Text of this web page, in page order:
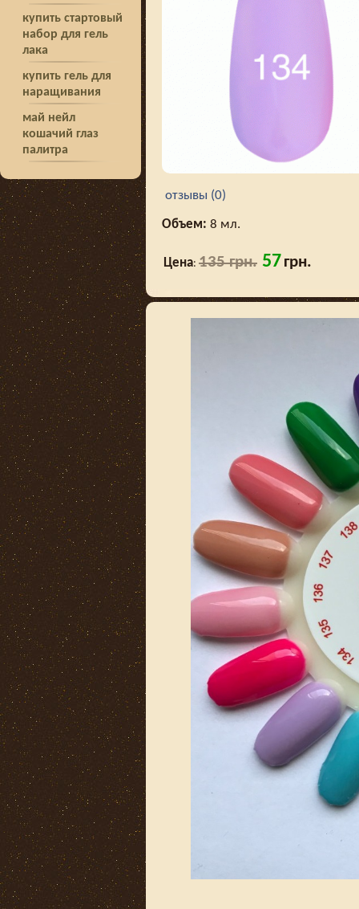
купить стартовый
набор для гель
лака
купить гель для
наращивания
май нейл
кошачий глаз
палитра
отзывы (0)
Объем: 8 мл.
Цена: 135 грн. 57грн.